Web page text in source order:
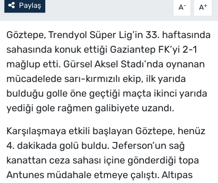
Paylaş A- A+
Göztepe, Trendyol Süper Lig’in 33. haftasında
sahasında konuk ettiği Gaziantep FK’yi 2-1
mağlup etti. Gürsel Aksel Stadı’nda oynanan
mücadelede sarı-kırmızılı ekip, ilk yarıda
bulduğu golle öne geçtiği maçta ikinci yarıda
yediği gole rağmen galibiyete uzandı.
Karşılaşmaya etkili başlayan Göztepe, henüz
4. dakikada golü buldu. Jeferson’un sağ
kanattan ceza sahası içine gönderdiği topa
Antunes müdahale etmeye çalıştı. Altıpas